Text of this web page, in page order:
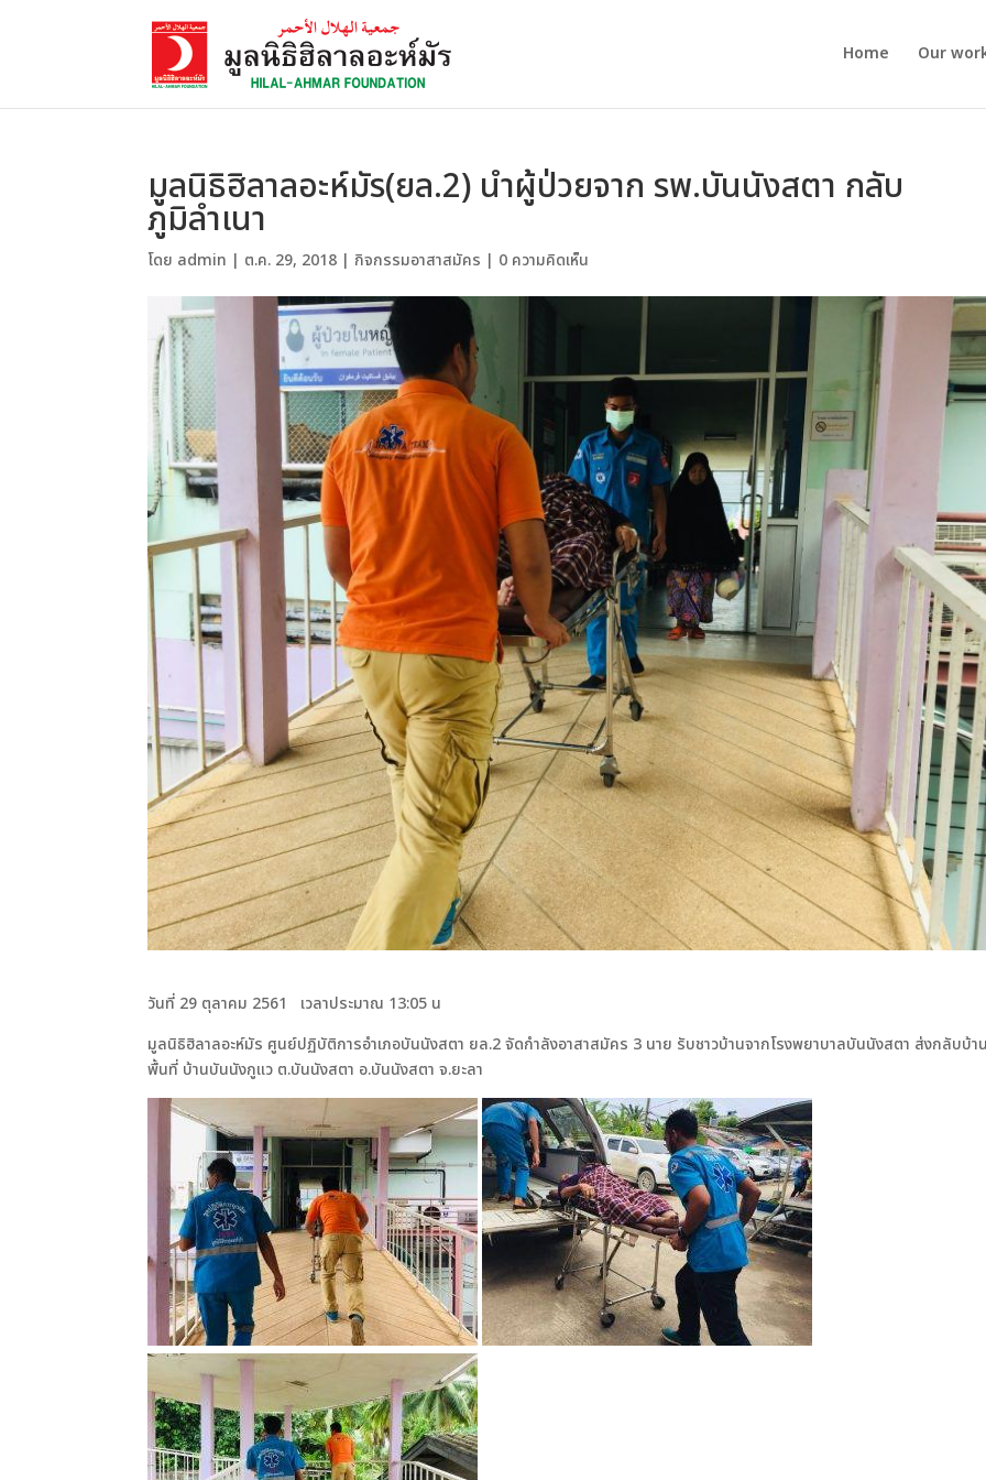
Home Our
มูลนิธิฮิลาลอะห์มัร(ยล.2) นำผู้ป่วยจาก รพ.บันนังสตา กลับ
ภูมิลำเนา
โดย admin | ต.ค. 29, 2018 | กิจกรรมอาสาสมัคร | 0 ความคิดเห็น
วันที่ 29 ตุลาคม 2561 เวลาประมาณ 13:05 น
มูลนิธิฮิลาลอะห์มัร ศูนย์ปฏิบัติการอำเภอบันนังสตา ยล.2 จัดกำลังอาสาสมัคร 3 นาย รับชาวบ้านจากโรงพยาบาลบันนังสตา ส่งกลับบ้า
พื้นที่ บ้านบันนังกูแว ต.บันนังสตา อ.บันนังสตา จ.ยะลา